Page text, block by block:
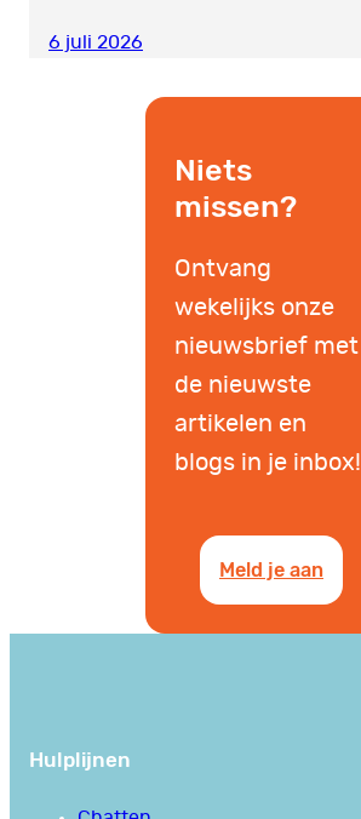
6 juli 2026
Niets
missen?
Ontvang
wekelijks onze
nieuwsbrief met
de nieuwste
artikelen en
blogs in je inbox!
Meld je aan
Hulplijnen